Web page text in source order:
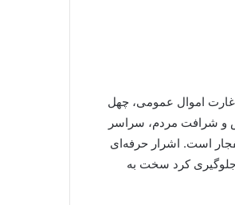
اموال عمومی، چهل
و شرافت مردم، سراسر
است. اشرار حرفه‌ای
جلوگیری کرد سخت به